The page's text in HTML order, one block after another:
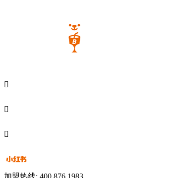


